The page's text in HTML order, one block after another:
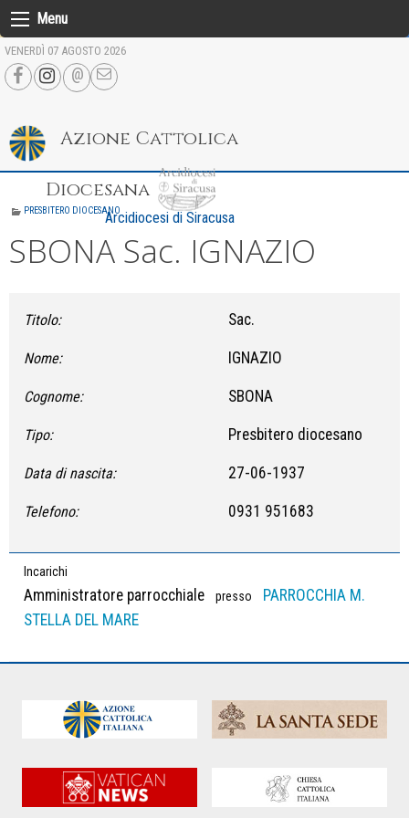
Skip
to
content
Menu
VENERDÌ 07 AGOSTO 2026
Azione Cattolica
Diocesana
Arcidiocesi di Siracusa
PRESBITERO DIOCESANO
SBONA Sac. IGNAZIO
Titolo: Sac.
Nome: IGNAZIO
Cognome: SBONA
Tipo: Presbitero diocesano
Data di nascita: 27-06-1937
Telefono: 0931 951683
Incarichi
Amministratore parrocchiale presso
PARROCCHIA M.
STELLA DEL MARE